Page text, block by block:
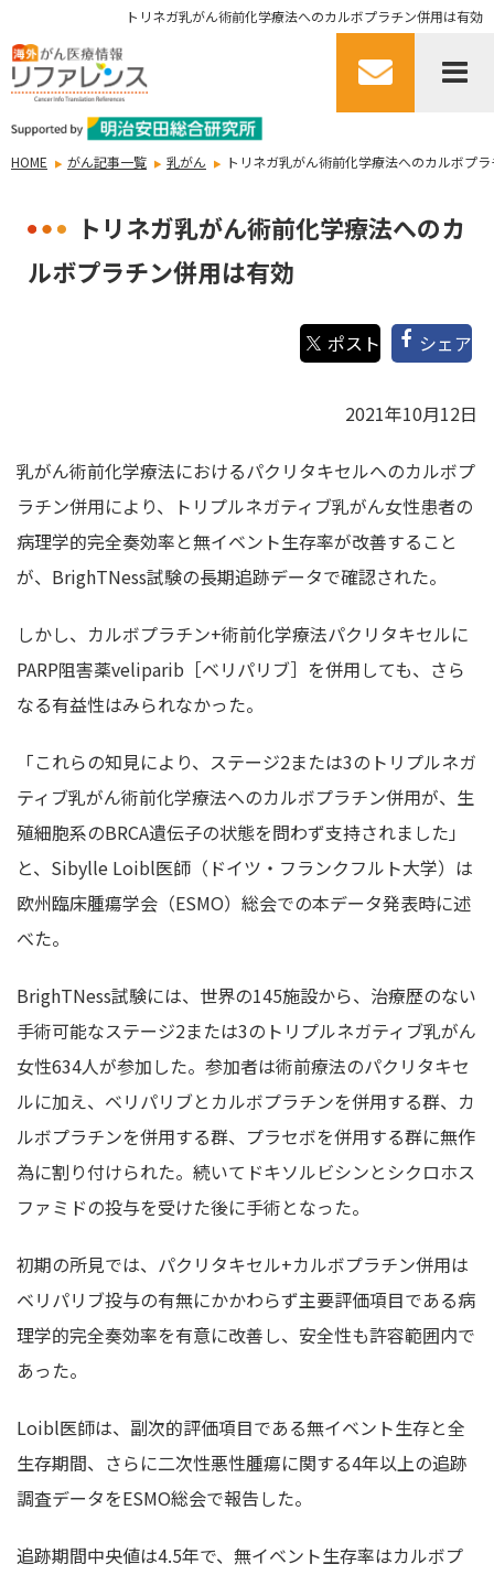
トリネガ乳がん術前化学療法へのカルボプラチン併用は有効
HOME がん記事一覧 乳がん トリネガ乳がん術前化学療法へのカルボプ
トリネガ乳がん術前化学療法へのカ
ルボプラチン併用は有効
シェア
2021年10月12日
乳がん術前化学療法におけるパクリタキセルへのカルボプ
ラチン併用により、トリプルネガティブ乳がん女性患者の
病理学的完全奏効率と無イベント生存率が改善すること
が、BrighTNess試験の長期追跡データで確認された。
しかし、カルボプラチン+術前化学療法パクリタキセルに
PARP阻害薬veliparib［ベリパリブ］を併用しても、さら
なる有益性はみられなかった。
「これらの知見により、ステージ2または3のトリプルネガ
ティブ乳がん術前化学療法へのカルボプラチン併用が、生
殖細胞系のBRCA遺伝子の状態を問わず支持されました」
と、Sibylle Loibl医師（ドイツ・フランクフルト大学）は
欧州臨床腫瘍学会（ESMO）総会での本データ発表時に述
べた。
BrighTNess試験には、世界の145施設から、治療歴のない
手術可能なステージ2または3のトリプルネガティブ乳がん
女性634人が参加した。参加者は術前療法のパクリタキセ
ルに加え、ベリパリブとカルボプラチンを併用する群、カ
ルボプラチンを併用する群、プラセボを併用する群に無作
為に割り付けられた。続いてドキソルビシンとシクロホス
ファミドの投与を受けた後に手術となった。
初期の所見では、パクリタキセル+カルボプラチン併用は
ベリパリブ投与の有無にかかわらず主要評価項目である病
理学的完全奏効率を有意に改善し、安全性も許容範囲内で
あった。
Loibl医師は、副次的評価項目である無イベント生存と全
生存期間、さらに二次性悪性腫瘍に関する4年以上の追跡
調査データをESMO総会で報告した。
追跡期間中央値は4.5年で、無イベント生存率はカルボプ